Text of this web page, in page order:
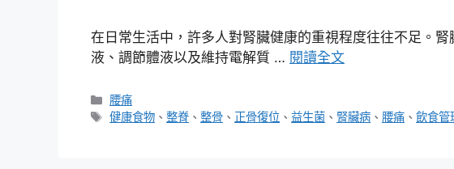
在日常生活中，許多人對腎臟健康的重視程度往往不足。
液、調節體液以及維持電解質 … 閱讀全文
分
類
腰痛
標
健康食物 、整脊 、整骨 、 正骨復位 、 益生菌 、 腎臟病 、 腰痛 、飲食管